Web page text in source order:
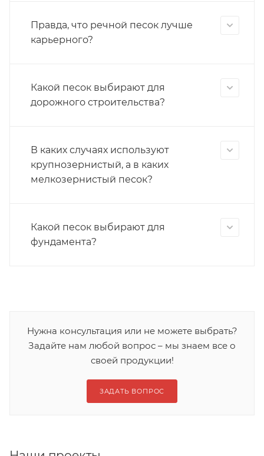
Правда, что речной песок лучше
карьерного?
Какой песок выбирают для
дорожного строительства?
В каких случаях используют
крупнозернистый, а в каких
мелкозернистый песок?
Какой песок выбирают для
фундамента?
Нужна консультация или не можете выбрать?
Задайте нам любой вопрос – мы знаем все о
своей продукции!
ЗАДАТЬ ВОПРОС